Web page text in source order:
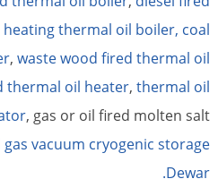
heating thermal oil boiler, coal
,waste wood fired thermal oil
thermal oil heater,thermal oil
, gas or oil fired molten salt
vacuum cryogenic storage
Dewar.